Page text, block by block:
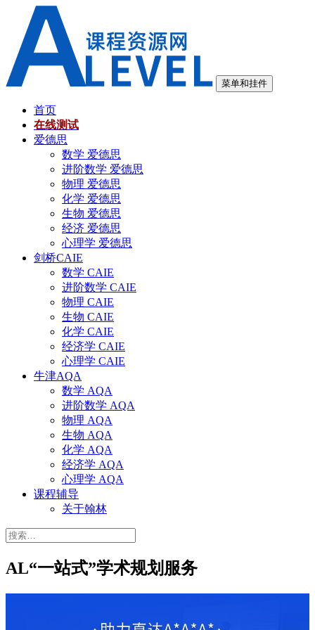
菜单和挂件
首页
在线测试
爱德思
数学 爱德思
进阶数学 爱德思
物理 爱德思
化学 爱德思
生物 爱德思
经济 爱德思
心理学 爱德思
剑桥CAIE
数学 CAIE
进阶数学 CAIE
物理 CAIE
生物 CAIE
化学 CAIE
经济学 CAIE
心理学 CAIE
牛津AQA
数学 AQA
进阶数学 AQA
物理 AQA
生物 AQA
化学 AQA
经济学 AQA
心理学 AQA
课程辅导
关于翰林
搜
AL“一站式”学术规划服务